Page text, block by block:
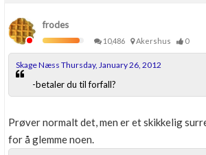
frodes
10,486
Akershus 0
Skage Næss Thursday, January 26, 2012
-betaler du til forfall?
Prøver normalt det, men er et skikkelig
for å glemme noen.